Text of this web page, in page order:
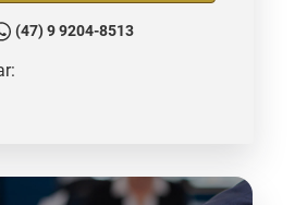
(47) 9 9204-8513